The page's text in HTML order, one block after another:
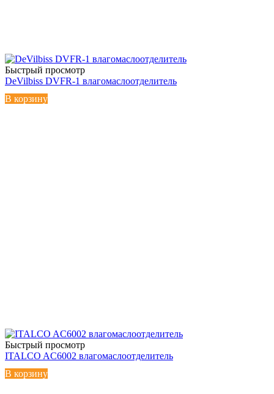
Быстрый просмотр
DeVilbiss DVFR-1 влагомаслоотделитель
В корзину
Быстрый просмотр
ITALCO AC6002 влагомаслоотделитель
В корзину